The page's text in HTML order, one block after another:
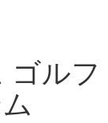
ルフ